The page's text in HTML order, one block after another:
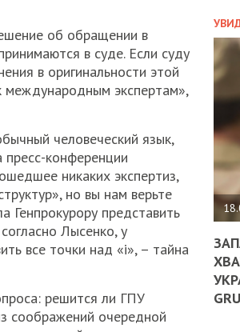
об обращении в
в суде. Если суду
в оригинальности этой
международным экспертам»,
человеческий язык,
конференции
никаких экспертиз,
но вы нам верьте
Генпрокурору представить
Лысенко, у
все точки над «i», – тайна
решится ли ГПУ
соображений очередной
ДО
ЄС
-